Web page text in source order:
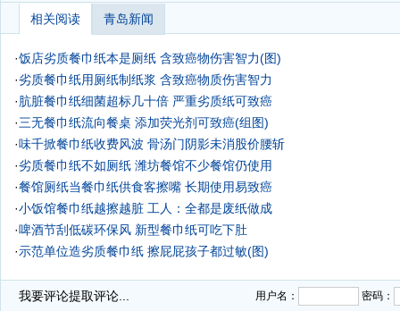
相关阅读 青岛新闻
·饭店劣质餐巾纸本是厕纸 含致癌物伤害智力(图)
·劣质餐巾纸用厕纸制纸浆 含致癌物质伤害智力
·肮脏餐巾纸细菌超标几十倍 严重劣质纸可致癌
·三无餐巾纸流向餐桌 添加荧光剂可致癌(组图)
·味千掀餐巾纸收费风波 骨汤门阴影未消股价腰斩
·劣质餐巾纸不如厕纸 潍坊餐馆不少餐馆仍使用
·餐馆厕纸当餐巾纸供食客擦嘴 长期使用易致癌
·小饭馆餐巾纸越擦越脏 工人：全都是废纸做成
·啤酒节刮低碳环保风 新型餐巾纸可吃下肚
·示范单位造劣质餐巾纸 擦屁屁孩子都过敏(图)
我要评论提取评论... 用户名： 密码：